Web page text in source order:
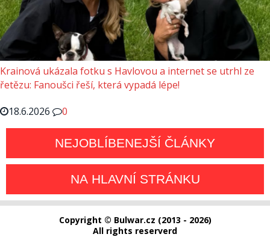
Krainová ukázala fotku s Havlovou a internet se utrhl ze
řetězu: Fanoušci řeší, která vypadá lépe!
18.6.2026
0
NEJOBLÍBENEJŠÍ ČLÁNKY
NA HLAVNÍ STRÁNKU
Copyright © Bulwar.cz (2013 - 2026)
All rights reserverd